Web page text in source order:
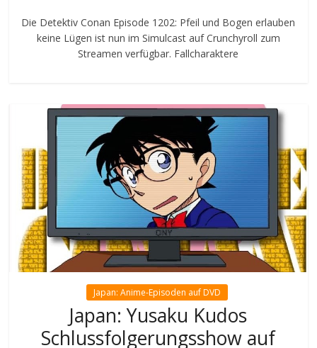
Die Detektiv Conan Episode 1202: Pfeil und Bogen erlauben
keine Lügen ist nun im Simulcast auf Crunchyroll zum
Streamen verfügbar. Fallcharaktere
Japan: Anime-Episoden auf DVD
Japan: Yusaku Kudos
Schlussfolgerungsshow auf